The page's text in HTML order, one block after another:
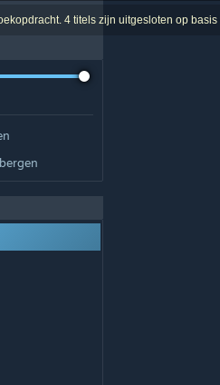
4 titels zijn uitgesloten op